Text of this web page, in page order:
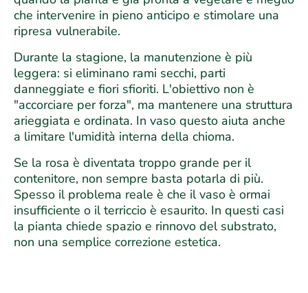
che intervenire in pieno anticipo e stimolare una
ripresa vulnerabile.
Durante la stagione, la manutenzione è più
leggera: si eliminano rami secchi, parti
danneggiate e fiori sfioriti. L'obiettivo non è
"accorciare per forza", ma mantenere una struttura
arieggiata e ordinata. In vaso questo aiuta anche
a limitare l'umidità interna della chioma.
Se la rosa è diventata troppo grande per il
contenitore, non sempre basta potarla di più.
Spesso il problema reale è che il vaso è ormai
insufficiente o il terriccio è esaurito. In questi casi
la pianta chiede spazio e rinnovo del substrato,
non una semplice correzione estetica.